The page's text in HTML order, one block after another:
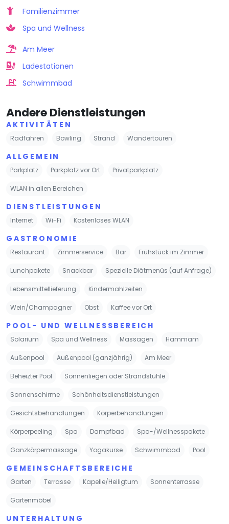
Familienzimmer
Spa und Wellness
Am Meer
Ladestationen
Schwimmbad
Andere Dienstleistungen
AKTIVITÄTEN
Radfahren Bowling Strand Wandertouren
ALLGEMEIN
Parkplatz Parkplatz vor Ort Privatparkplatz
WLAN in allen Bereichen
DIENSTLEISTUNGEN
Internet Wi-Fi Kostenloses WLAN
GASTRONOMIE
Restaurant Zimmerservice Bar Frühstück im Zimmer
Lunchpakete Snackbar Spezielle Diätmenüs (auf Anfrage)
Lebensmittellieferung Kindermahlzeiten
Wein/Champagner Obst Kaffee vor Ort
POOL- UND WELLNESSBEREICH
Solarium Spa und Wellness Massagen Hammam
Außenpool Außenpool (ganzjährig) Am Meer
Beheizter Pool Sonnenliegen oder Strandstühle
Sonnenschirme Schönheitsdienstleistungen
Gesichtsbehandlungen Körperbehandlungen
Körperpeeling Spa Dampfbad Spa-/Wellnesspakete
Ganzkörpermassage Yogakurse Schwimmbad Pool
GEMEINSCHAFTSBEREICHE
Garten Terrasse Kapelle/Heiligtum Sonnenterrasse
Gartenmöbel
UNTERHALTUNG